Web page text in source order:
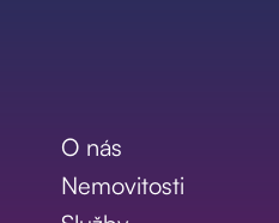
O nás
Nemovitosti